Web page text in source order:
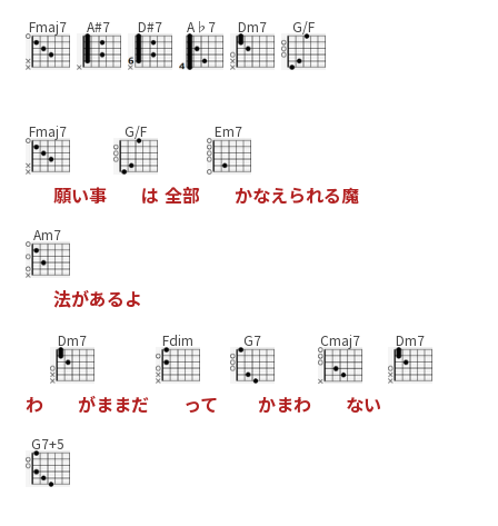
Fmaj7 A#7 D#7 A♭7 Dm7 G/F
Fmaj7
願い事
G/F
は 全部
Em7
かなえられる魔
Am7
法があるよ
わ
Dm7
がままだ
Fdim
って
G7
かまわ
Cmaj7
ない
Dm7
G7+5